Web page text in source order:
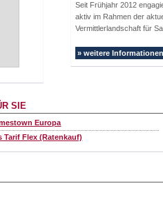
Seit Frühjahr 2012
aktiv im Rahmen der
Vermittlerlandschaft für
» weitere Informationen
SIE
Europa
Tarif Flex (Ratenkauf)